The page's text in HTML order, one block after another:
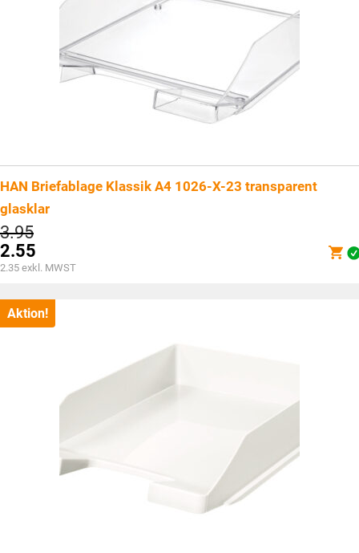
HAN Briefablage Klassik A4 1026-X-23 transparent
glasklar
3.95Ursprünglicher
Preis
war:
CHF3.95
2.55
Aktueller
ist:
CHF2.55.
2.35 exkl. MWST
Aktion!